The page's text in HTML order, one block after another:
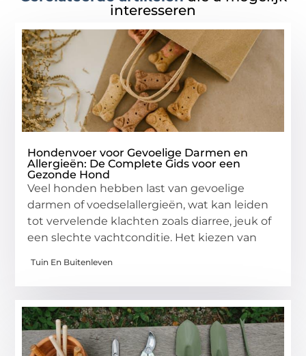
interesseren
Hondenvoer voor Gevoelige Darmen en
Allergieën: De Complete Gids voor een
Gezonde Hond
Veel honden hebben last van gevoelige
darmen of voedselallergieën, wat kan leiden
tot vervelende klachten zoals diarree, jeuk of
een slechte vachtconditie. Het kiezen van
Tuin En Buitenleven